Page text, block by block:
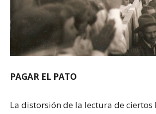
PAGAR EL PATO
La distorsión de la lectura de ciertos